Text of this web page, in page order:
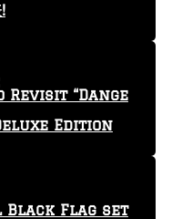
Revisit “Dange
Edition
Black Flag set